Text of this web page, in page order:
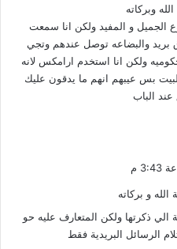
وبركاته
و المفيد ولكن انا سمعت
بريد والبضاعه توصل عندهم وتجي
ولكن انا استخدم ارامكس لانه
بس عيبهم انهم ما يدقون عليك
عند الباب
و بركاته
الي ذكرتها ولكن المتعارف عليه حو
الرسائل البريدية فقط